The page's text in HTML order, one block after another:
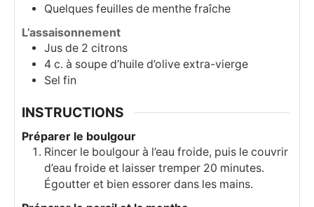
Quelques feuilles de menthe fraîche
L’assaisonnement
Jus de 2 citrons
4 c. à soupe d’huile d’olive extra-vierge
Sel fin
INSTRUCTIONS
Préparer le boulgour
Rincer le boulgour à l’eau froide, puis le couvrir
d’eau froide et laisser tremper 20 minutes.
Égoutter et bien essorer dans les mains.